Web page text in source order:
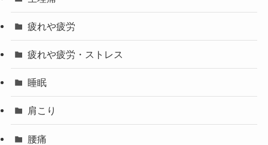
疲れや疲労
疲れや疲労・ストレス
睡眠
肩こり
腰痛